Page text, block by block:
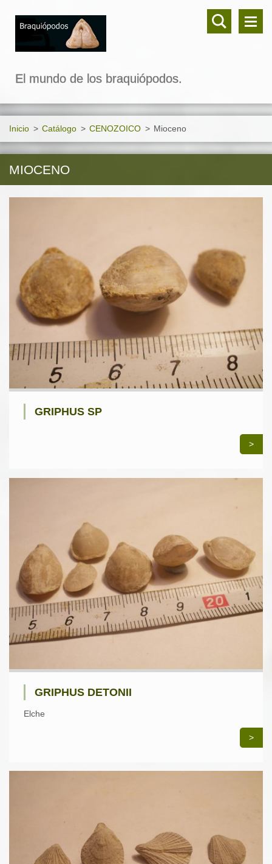
El mundo de los braquiópodos.
Inicio > Catálogo > CENOZOICO > Mioceno
MIOCENO
GRIPHUS SP
>
GRIPHUS DETONII
Elche
>